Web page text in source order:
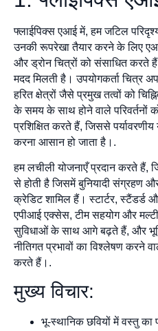
फ्लाईपिक्स एआई में, हम जटिल
उनकी रूपरेखा तैयार करने के लिए
और ड्रोन चित्रों को संसाधित करते
मदद मिलती है। उपयोगकर्ता चित्र
हरित क्षेत्रों जैसे प्रमुख तत्वों को
के समय के साथ होने वाले परिवर्तनों
प्रशिक्षित करते हैं, जिससे पर्यावरणीय
करना आसान हो जाता है।.
हम लचीली योजनाएँ प्रदान करते हैं,
से होती है जिसमें बुनियादी संग्रहण
क्रेडिट शामिल हैं। स्टार्टर,
एपीआई एक्सेस, टीम सहयोग और
सुविधाओं के साथ आगे बढ़ते हैं, और
नीतिगत प्रभावों का विश्लेषण करने
करते हैं।.
मुख्य विचार:
भू-स्थानिक छवियों में वस्तु